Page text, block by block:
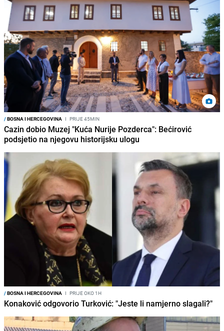
/BOSNA I HERCEGOVINA I PRIJE 45MIN
Cazin dobio Muzej "Kuća Nurije Pozderca": Bećirović
podsjetio na njegovu historijsku ulogu
/BOSNA I HERCEGOVINA I PRIJE OKO 1H
Konaković odgovorio Turković: "Jeste li namjerno slagali?"